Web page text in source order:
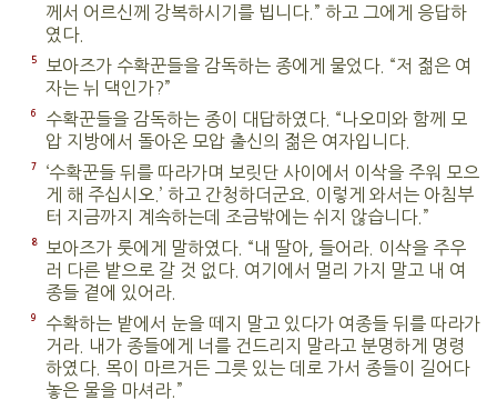
께서 어르신께 강복하시기를 빕니다.” 하고 그에게 응답하
였다.
5
보아즈가 수확꾼들을 감독하는 종에게 물었다. “저 젊은 여
자는 뉘 댁인가?”
6
수확꾼들을 감독하는 종이 대답하였다. “나오미와 함께 모
압 지방에서 돌아온 모압 출신의 젊은 여자입니다.
7
‘수확꾼들 뒤를 따라가며 보릿단 사이에서 이삭을 주워 모으
게 해 주십시오.’ 하고 간청하더군요. 이렇게 와서는 아침부
터 지금까지 계속하는데 조금밖에는 쉬지 않습니다.”
8
보아즈가 룻에게 말하였다. “내 딸아, 들어라. 이삭을 주우
러 다른 밭으로 갈 것 없다. 여기에서 멀리 가지 말고 내 여
종들 곁에 있어라.
9
수확하는 밭에서 눈을 떼지 말고 있다가 여종들 뒤를 따라가
거라. 내가 종들에게 너를 건드리지 말라고 분명하게 명령
하였다. 목이 마르거든 그릇 있는 데로 가서 종들이 길어다
놓은 물을 마셔라.”